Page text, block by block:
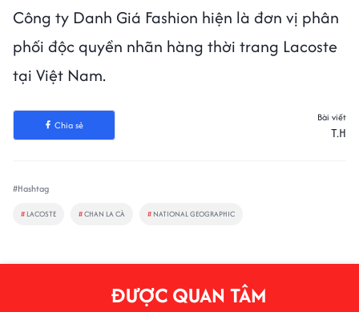
Công ty Danh Giá Fashion hiện là đơn vị phân
phối độc quyền nhãn hàng thời trang Lacoste
tại Việt Nam.
Chia sẻ
Bài viết
T.H
#Hashtag
# LACOSTE #CHAN LA CÀ # NATIONAL GEOGRAPHIC
ĐƯỢC QUAN TÂM